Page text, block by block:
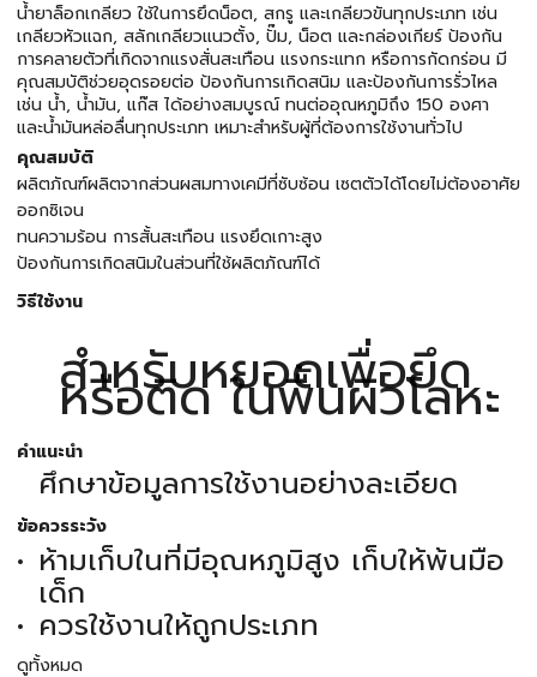
น้ำยาล็อกเกลียว ใช้ในการยึดน็อต, สกรู และเกลียวขันทุกประเภท เช่น
เกลียวหัวแฉก, สลักเกลียวแนวตั้ง, ปั๊ม, น็อต และกล่องเกียร์ ป้องกัน
การคลายตัวที่เกิดจากแรงสั่นสะเทือน แรงกระแทก หรือการกัดกร่อน มี
คุณสมบัติช่วยอุดรอยต่อ ป้องกันการเกิดสนิม และป้องกันการรั่วไหล
เช่น น้ำ, น้ำมัน, แก๊ส ได้อย่างสมบูรณ์ ทนต่ออุณหภูมิถึง 150 องศา
และน้ำมันหล่อลื่นทุกประเภท เหมาะสำหรับผู้ที่ต้องการใช้งานทั่วไป
คุณสมบัติ
ผลิตภัณฑ์ผลิตจากส่วนผสมทางเคมีที่ซับซ้อน เซตตัวได้โดยไม่ต้องอาศัย
ออกซิเจน
ทนความร้อน การสั้นสะเทือน แรงยึดเกาะสูง
ป้องกันการเกิดสนิมในส่วนที่ใช้ผลิตภัณฑ์ได้
วิธีใช้งาน
สำหรับหยอดเพื่อยึด
หรือติด ในพื้นผิวโลหะ
คำแนะนำ
ศึกษาข้อมูลการใช้งานอย่างละเอียด
ข้อควรระวัง
ห้ามเก็บในที่มีอุณหภูมิสูง เก็บให้พ้นมือ
เด็ก
ควรใช้งานให้ถูกประเภท
ดูทั้งหมด